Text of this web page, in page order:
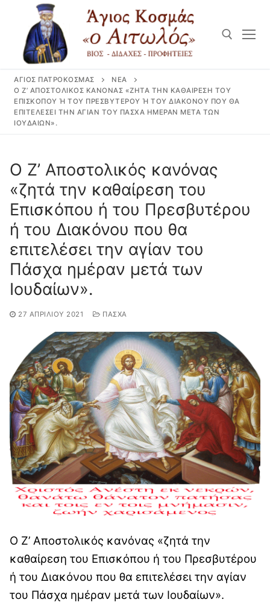
Μετάβαση
περιεχόμενο
Αναζήτηση για:
ΆΓΙΟΣ ΠΑΤΡΟΚΟΣΜΆΣ
ΝΈΑ
Ο Ζ’ ΑΠΟΣΤΟΛΙΚΌΣ ΚΑΝΌΝΑΣ «ΖΗΤΆ ΤΗΝ ΚΑΘΑΊΡΕΣΗ ΤΟΥ
ΕΠΙΣΚΌΠΟΥ Ή ΤΟΥ ΠΡΕΣΒΥΤΈΡΟΥ Ή ΤΟΥ ΔΙΑΚΌΝΟΥ ΠΟΥ ΘΑ ΕΠ
ΙΤΕΛΈΣΕΙ ΤΗΝ ΑΓΊΑΝ ΤΟΥ ΠΆΣΧΑ ΗΜΈΡΑΝ ΜΕΤΆ ΤΩΝ ΙΟ
ΥΔΑΊΩΝ».
Ο Ζ’ Αποστολικός κανόνας
«ζητά την καθαίρεση του
Επισκόπου ή του Πρεσβυτέρου
ή του Διακόνου που θα
επιτελέσει την αγίαν του
Πάσχα ημέραν μετά των
Ιουδαίων».
27 ΑΠΡΙΛΊΟΥ 2021 ΠΑΣΧΑ
Ο Ζ’ Αποστολικός κανόνας «ζητά την
καθαίρεση του Επισκόπου ή του Πρεσβυτέρου
ή του Διακόνου που θα επιτελέσει την αγίαν
του Πάσχα ημέραν μετά των Ιουδαίων».